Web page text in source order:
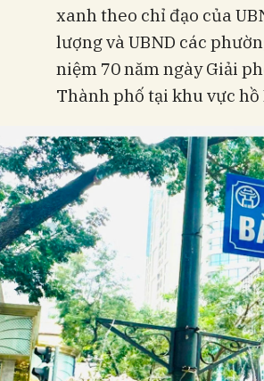
xanh theo chỉ đạo của
lượng và UBND các
niệm 70 năm ngày Giải
Thành phố tại khu vực hồ